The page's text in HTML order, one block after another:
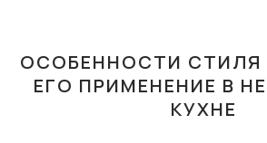
ОСОБЕННОСТИ СТИЛЯ
ЕГО ПРИМЕНЕНИЕ В
КУХНЕ